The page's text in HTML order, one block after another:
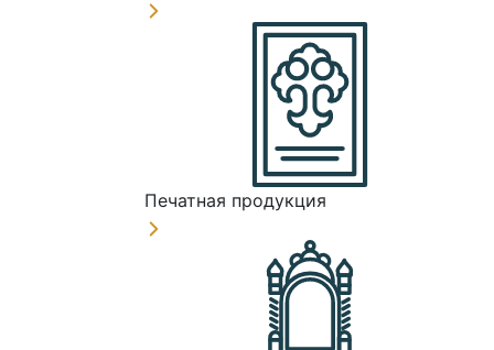
Печатная продукция